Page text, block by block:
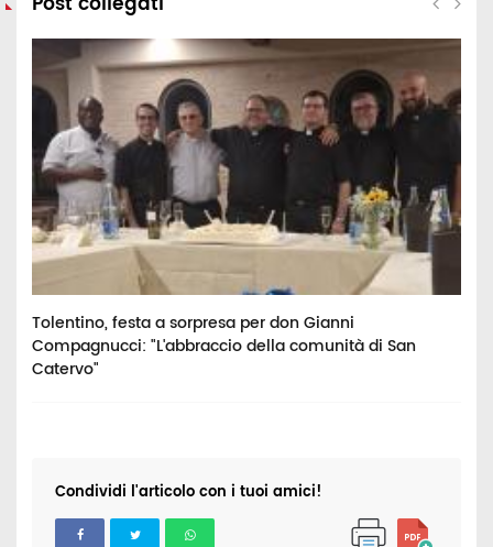
Tolentino, festa a sorpresa per don Gianni
Compagnucci: "L'abbraccio della comunità di San
Catervo"
Condividi l'articolo con i tuoi amici!